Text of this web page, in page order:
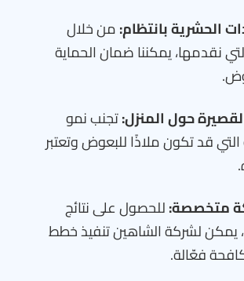
الحشرية بانتظام:من خلال
نقدمها، يمكننا ضمان الحماية
حول المنزل:تجنب نمو
قد تكون ملاذًا للبعوض وتعتبر
متخصصة:للحصول على نتائج
يمكن لشركة الشاهين تنفيذ خطط
فعّالة.